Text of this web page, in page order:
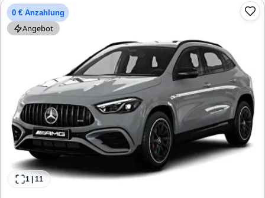
0 € Anzahlung
Angebot
1 11